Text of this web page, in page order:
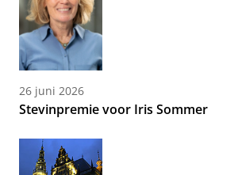
26 juni 2026
Stevinpremie voor Iris Sommer